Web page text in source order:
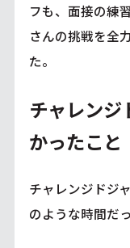
フも、面接の練
さんの挑戦を全
た。
チャレンジ
かったこと
チャレンジドジ
のような時間だ